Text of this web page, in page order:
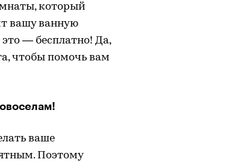
который
вашу ванную
— бесплатно! Да,
чтобы помочь вам
ваше
Поэтому